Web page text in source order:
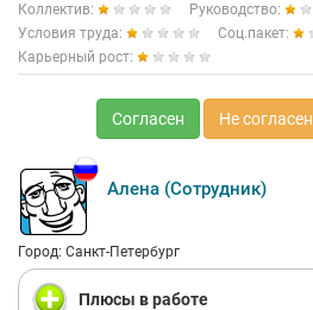
Коллектив:
Руководство:
Условия труда:
Соц.пакет:
Карьерный рост:
Согласен Не согласен
Алена (Сотрудник)
Город: Санкт-Петербург
Плюсы в работе